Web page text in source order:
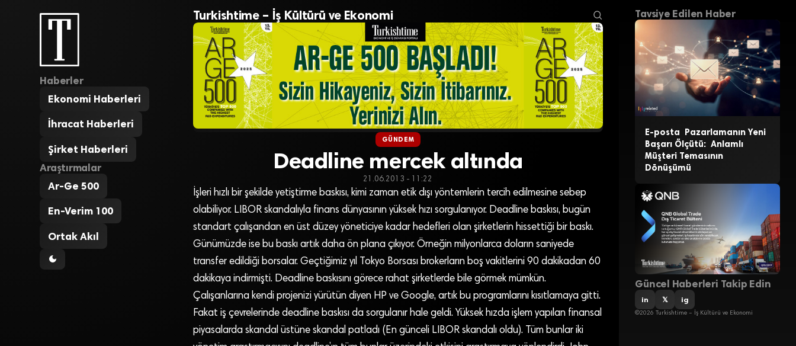
Haberler
Ekonomi Haberleri
İhracat Haberleri
Şirket Haberleri
Araştırmalar
Ar-Ge 500
En-Verim 100
Ortak Akıl
Turkishtime – İş Kültürü ve Ekonomi
GÜNDEM
Deadline mercek altında
21.06.2013 - 11:22
İşleri hızlı bir şekilde yetiştirme baskısı, kimi zaman etik dışı yöntemlerin tercih edilmesine sebep
olabiliyor. LIBOR skandalıyla finans dünyasının yüksek hızı sorgulanıyor. Deadline baskısı, bugün
standart çalışandan en üst düzey yöneticiye kadar hedefleri olan şirketlerin hissettiği bir baskı.
Günümüzde ise bu baskı artık daha ön plana çıkıyor. Örneğin milyonlarca doların saniyede
transfer edildiği borsalar. Geçtiğimiz yıl Tokyo Borsası brokerların boş vakitlerini 90 dakikadan 60
dakikaya indirmişti. Deadline baskısını görece rahat şirketlerde bile görmek mümkün.
Çalışanlarına kendi projenizi yürütün diyen HP ve Google, artık bu programlarını kısıtlamaya gitti.
Fakat iş çevrelerinde deadline baskısı da sorgulanır hale geldi. Yüksek hızda işlem yapılan finansal
piyasalarda skandal üstüne skandal patladı (En günceli LIBOR skandalı oldu). Tüm bunlar iki
Tavsiye Edilen Haber
E-posta Pazarlamanın Yeni
Başarı Ölçütü: Anlamlı
Müşteri Temasının
Dönüşümü
Güncel Haberleri Takip Edin
in 𝕏 ig
©2026 Turkishtime – İş Kültürü ve Ekonomi